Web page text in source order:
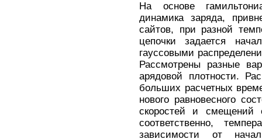
На основе
динамика заряда,
сайтов, при разной
цепочки задается
гауссовыми
Рассмотрены разные
арядовой плотности.
больших расчетных
нового равновесного
скоростей и смещений
соответственно,
зависимости от